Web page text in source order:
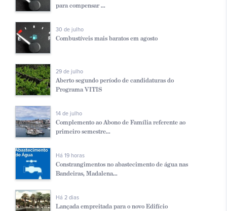
para compensar ...
30 de julho
Combustíveis mais baratos em agosto
29 de julho
Aberto segundo período de candidaturas do
Programa VITIS
14 de julho
Complemento ao Abono de Família referente ao
primeiro semestre...
Há 19 horas
Constrangimentos no abastecimento de água nas
Bandeiras, Madalena...
Há 2 dias
Lançada empreitada para o novo Edifício